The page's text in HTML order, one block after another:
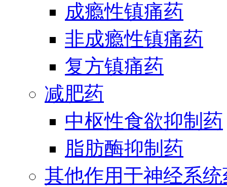
成瘾性镇痛药
非成瘾性镇痛药
复方镇痛药
减肥药
中枢性食欲抑制药
脂肪酶抑制药
其他作用于神经系统